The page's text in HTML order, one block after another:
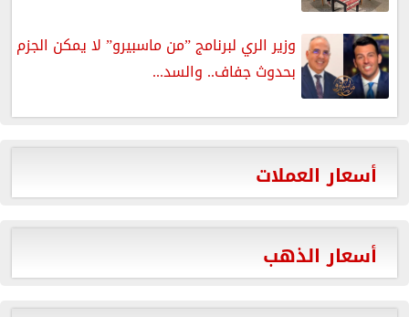
وزير الري لبرنامج ”من ماسبيرو” لا يمكن الجزم
بحدوث جفاف.. والسد...
أسعار العملات
أسعار الذهب